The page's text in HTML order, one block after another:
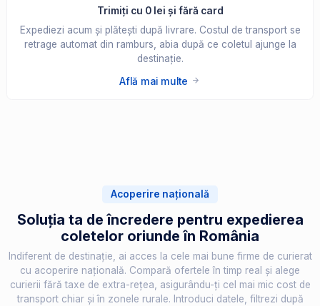
Trimiți cu 0 lei și fără card
Expediezi acum și plătești după livrare. Costul de transport se
retrage automat din ramburs, abia după ce coletul ajunge la
destinație.
Află mai multe
Acoperire națională
Soluția ta de încredere pentru expedierea
coletelor oriunde în România
Indiferent de destinație, ai acces la cele mai bune firme de curierat
cu acoperire națională. Compară ofertele în timp real și alege
curierii fără taxe de extra-rețea, asigurându-ți cel mai mic cost de
transport chiar și în zonele rurale. Introduci datele, filtrezi după